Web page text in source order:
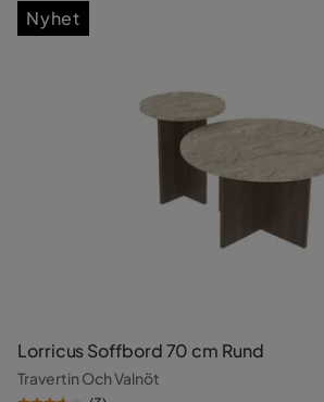
Lorricus Soffbord 70 cm Rund
Travertin Och Valnöt
Nyhet